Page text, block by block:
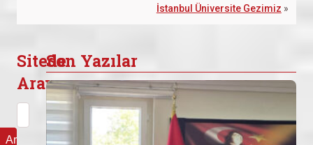
İstanbul Üniversite Gezimiz »
Sitede
Arayın
Arama:
Son Yazılar